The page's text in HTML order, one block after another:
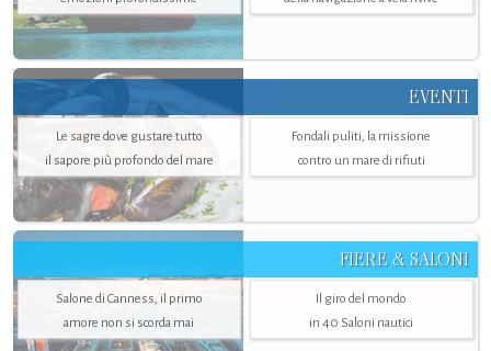
EVENTI
Le sagre dove gustare tutto
il sapore più profondo del mare
Fondali puliti, la missione
contro un mare di rifiuti
FIERE & SALONI
Salone di Canness, il primo
amore non si scorda mai
Il giro del mondo
in 40 Saloni nautici